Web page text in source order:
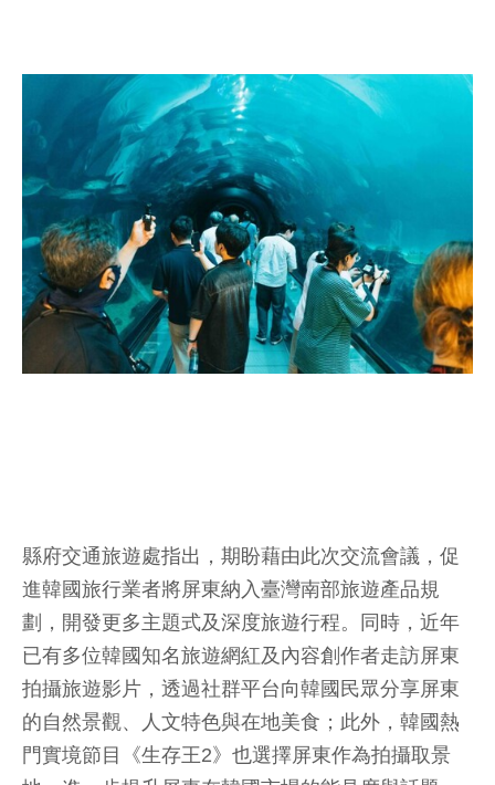
縣府交通旅遊處指出，期盼藉由此次交流會議，促
進韓國旅行業者將屏東納入臺灣南部旅遊產品規
劃，開發更多主題式及深度旅遊行程。同時，近年
已有多位韓國知名旅遊網紅及內容創作者走訪屏東
拍攝旅遊影片，透過社群平台向韓國民眾分享屏東
的自然景觀、人文特色與在地美食；此外，韓國熱
門實境節目《生存王2》也選擇屏東作為拍攝取景